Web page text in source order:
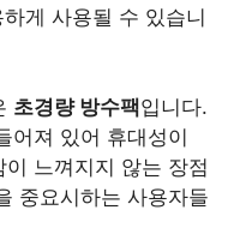
게 사용될 수 있습니
초경량 방수팩입니다.
어져 있어 휴대성이
느껴지지 않는 장점
중요시하는 사용자들